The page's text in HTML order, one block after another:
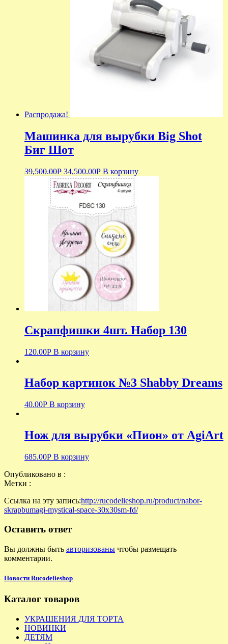
Распродажа!
Машинка для вырубки Big Shot
Биг Шот
39,500.00Р 34,500.00Р В корзину
Скрапфишки 4шт. Набор 130
120.00Р В корзину
Набор картинок №3 Shabby Dreams
40.00Р В корзину
Нож для вырубки «Пион» от AgiArt
685.00Р В корзину
Опубликовано в :
Метки :
Ссылка на эту запись:http://rucodelieshop.ru/product/nabor-
skrapbumagi-mystical-space-30x30sm-fd/
Оставить ответ
Вы должны быть авторизованы чтобы размещать
комментарии.
Новости Rucodelieshop
Каталог товаров
УКРАШЕНИЯ ДЛЯ ТОРТА
НОВИНКИ
ДЕТЯМ